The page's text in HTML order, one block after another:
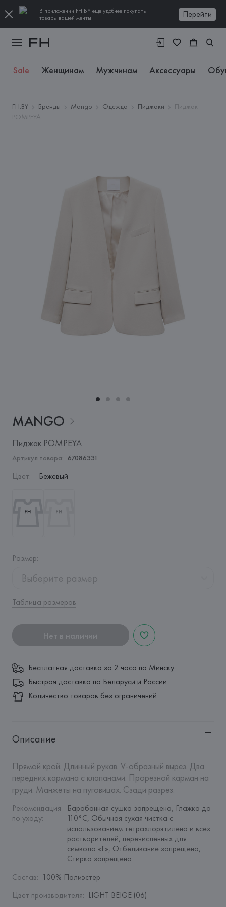
В приложении FH.BY еще удобнее покупать
товары вашей мечты
Перейти
Sale Женщинам Мужчинам Аксессуары
FH.BY Бренды Mango Одежда Пиджаки
Пиджак
POMPEYA
MANGO
Пиджак POMPEYA
Артикул товара: 67086331
Цвет: Бежевый
Размер:
Выберите размер
Таблица размеров
Нет в наличии
Бесплатная доставка за 2 часа по Минску
Быстрая доставка по Беларуси и России
Количество товаров без ограничений
Описание
Прямой крой. Длинный рукав. V-образный вырез. Два
передних кармана с клапанами. Прорезной карман на
груди. Манжеты на пуговицах. Сзади разрез.
Рекомендация
по уходу:
Барабанная сушка запрещена, Глажка до
110°C, Обычная сухая чистка с
использованием тетрахлорэтилена и всех
растворителей, перечисленных для
символа «F», Отбеливание запрещено,
Стирка запрещена
Состав: 100% Полиэстер
Цвет производителя: LIGHT BEIGE (06)